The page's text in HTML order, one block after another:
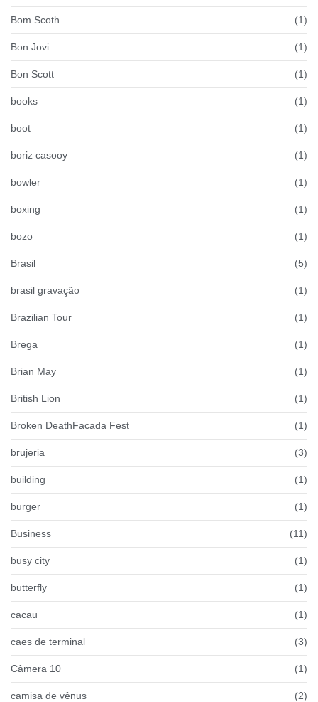
Bom Scoth (1)
Bon Jovi (1)
Bon Scott (1)
books (1)
boot (1)
boriz casooy (1)
bowler (1)
boxing (1)
bozo (1)
Brasil (5)
brasil gravação (1)
Brazilian Tour (1)
Brega (1)
Brian May (1)
British Lion (1)
Broken DeathFacada Fest (1)
brujeria (3)
building (1)
burger (1)
Business (11)
busy city (1)
butterfly (1)
cacau (1)
caes de terminal (3)
Câmera 10 (1)
camisa de vênus (2)